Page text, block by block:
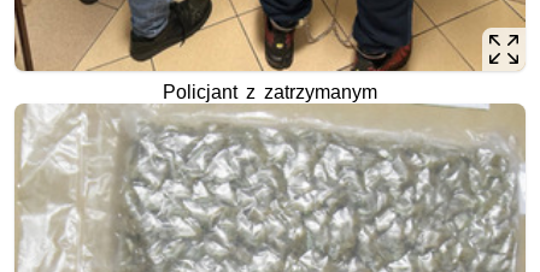
Policjant z zatrzymanym